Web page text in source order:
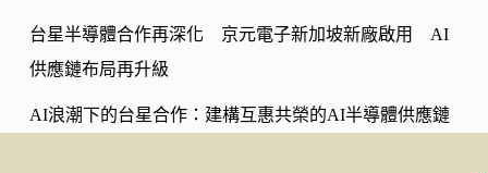
台星半導體合作再深化 京元電子新加坡新廠啟用 AI
供應鏈布局再升級
AI浪潮下的台星合作：建構互惠共榮的AI半導體供應鏈